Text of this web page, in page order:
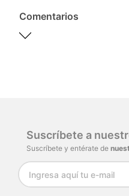
Comentarios
Suscríbete a
Suscríbete y entérate de